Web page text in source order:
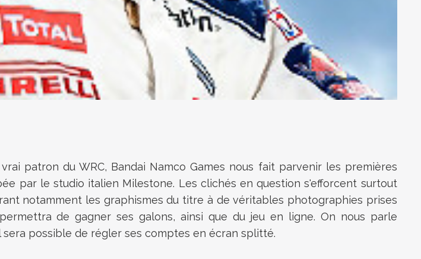
patron du WRC, Bandai Namco Games nous fait parvenir les premières
par le studio italien Milestone. Les clichés en question s'efforcent surtout
notamment les graphismes du titre à de véritables photographies prises
de gagner ses galons, ainsi que du jeu en ligne. On nous parle
possible de régler ses comptes en écran splitté.